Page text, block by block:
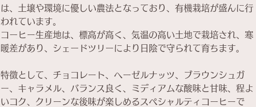
は、土壌や環境に優しい農法となっており、有機栽培が盛んに行
われています。
コーヒー生産地は、標高が高く、気温の高い土地で栽培され、寒
暖差があり、シェードツリーにより日陰で守られて育ちます。
特徴として、チョコレート、ヘーゼルナッツ、ブラウンシュガ
ー、キャラメル、バランス良く、ミディアムな酸味と甘味、程よ
いコク、クリーンな後味が楽しめるスペシャルティコーヒーで